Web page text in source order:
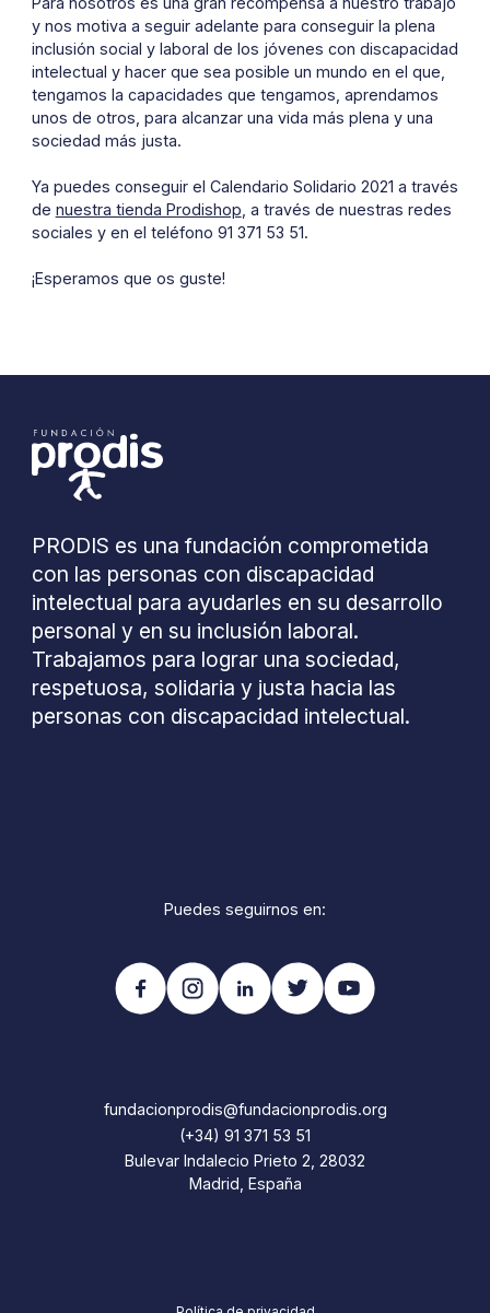
y nos motiva a seguir adelante para conseguir la plena
inclusión social y laboral de los jóvenes con discapacidad
intelectual y hacer que sea posible un mundo en el que,
tengamos la capacidades que tengamos, aprendamos
unos de otros, para alcanzar una vida más plena y una
sociedad más justa.
Ya puedes conseguir el Calendario Solidario 2021 a través
de nuestra tienda Prodishop , a través de nuestras redes
sociales y en el teléfono 91 371 53 51.
¡Esperamos que os guste!
PRODIS es una fundación comprometida
con las personas con discapacidad
intelectual para ayudarles en su desarrollo
personal y en su inclusión laboral.
Trabajamos para lograr una sociedad,
respetuosa, solidaria y justa hacia las
personas con discapacidad intelectual.
Puedes seguirnos en:
fundacionprodis@fundacionprodis.org
(+34) 91 371 53 51
Bulevar Indalecio Prieto 2, 28032
Madrid, España